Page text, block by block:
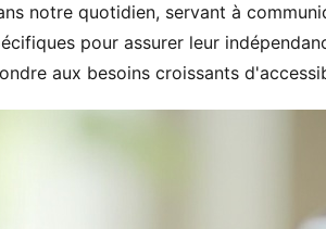
notre quotidien, servant à
pour assurer leur
aux besoins croissants